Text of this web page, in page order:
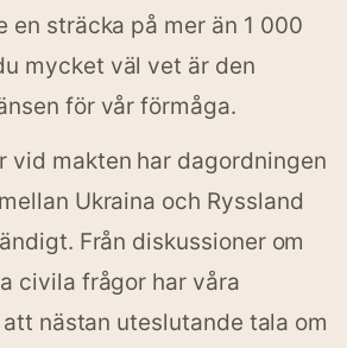
en sträcka på mer än 1 000
mycket väl vet är den
för vår förmåga.
vid makten har dagordningen
Ukraina och Ryssland
Från diskussioner om
civila frågor har våra
nästan uteslutande tala om